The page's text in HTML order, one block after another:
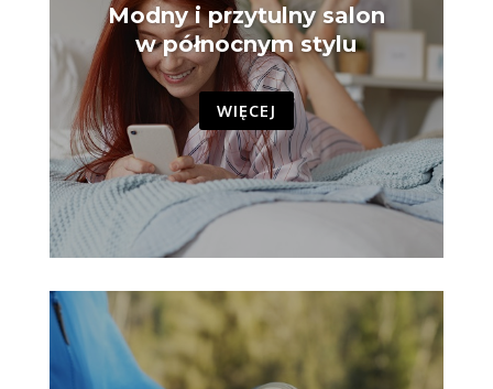
Modny i przytulny salon
w północnym stylu
WIĘCEJ